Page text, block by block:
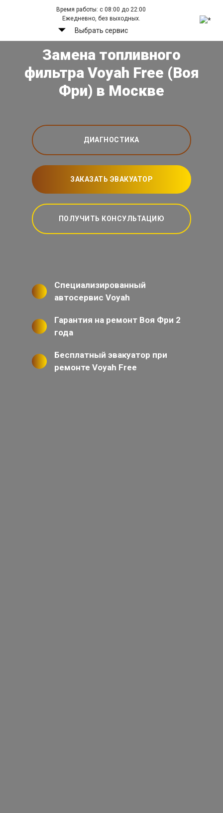
Время работы: с 08:00 до 22:00
Ежедневно, без выходных.
Выбрать сервис
Замена топливного
фильтра Voyah Free (Воя
Фри) в Москве
ДИАГНОСТИКА
ЗАКАЗАТЬ ЭВАКУАТОР
ПОЛУЧИТЬ КОНСУЛЬТАЦИЮ
Специализированный
автосервис Voyah
Гарантия на ремонт Воя Фри 2
года
Бесплатный эвакуатор при
ремонте Voyah Free